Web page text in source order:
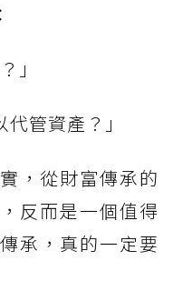
」
管資產？」
，從財富傳承的
反而是一個值得
承，真的一定要